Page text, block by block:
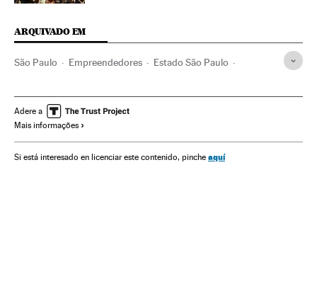
ARQUIVADO EM
São Paulo Empreendedores Estado São Paulo
Educação Economia Sociedade
Adere a
Mais informações
Si está interesado en licenciar este contenido, pinche aquí